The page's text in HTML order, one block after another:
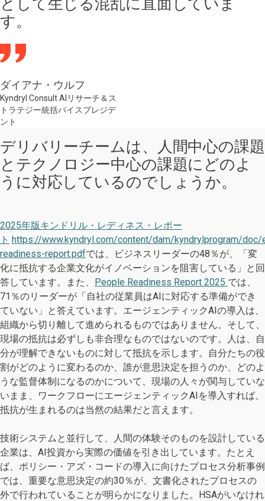
す。
ダイアナ・ウルフ
Kyndryl Consult AIリサーチ＆ス
トラテジー統括バイスプレジデ
ント
デリバリーチームは、人間中心の課題
とテクノロジー中心の課題にどのよ
うに対応しているのでしょうか。
2025年版キンドリル・レディネス・レポー
ト https://www.kyndryl.com/content/dam/kyndrylprogram/
readiness-report.pdfでは、ビジネスリーダーの48％が、「変
化に抵抗する企業文化がイノベーションを阻害している」と回
答しています。また、 People Readiness Report 2025 では、
71％のリーダーが「自社の従業員はAIに対応する準備ができ
ていない」と答えています。エージェンティックAIの導入は、
組織から切り離して進められるものではありません。そして、
現場の抵抗は必ずしも非合理なものではないのです。人は、自
分が理解できないものに対して抵抗を示します。自分たちの役
割がどのように変わるのか、誰が意思決定を担うのか、どのよ
うな監督体制になるのかについて、現場の人々が関与していな
いまま、ワークフローにエージェンティックAIを導入すれば、
抵抗が生まれるのは当然の結果だと言えます。
技術システムと並行して、人間の体験そのものを設計している
企業は、AI投資から実際の価値を引き出しています。たとえ
ば、ポリシー・アズ・コードの導入に向けたプロセス分析事例
では、重要な意思決定の約30％が、文書化されたプロセスの
外で行われていることが明らかになりました。HSAがいなけれ